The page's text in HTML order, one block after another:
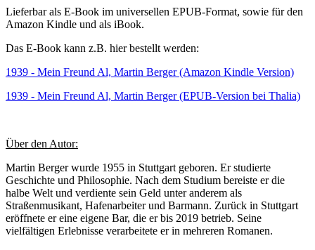
Lieferbar als E-Book im universellen EPUB-Format, sowie für den
Amazon Kindle und als iBook.
Das E-Book kann z.B. hier bestellt werden:
1939 - Mein Freund Al, Martin Berger (Amazon Kindle Version)
1939 - Mein Freund Al, Martin Berger (EPUB-Version bei Thalia)
Über den Autor:
Martin Berger wurde 1955 in Stuttgart geboren. Er studierte
Geschichte und Philosophie. Nach dem Studium bereiste er die
halbe Welt und verdiente sein Geld unter anderem als
Straßenmusikant, Hafenarbeiter und Barmann. Zurück in Stuttgart
eröffnete er eine eigene Bar, die er bis 2019 betrieb. Seine
vielfältigen Erlebnisse verarbeitete er in mehreren Romanen.